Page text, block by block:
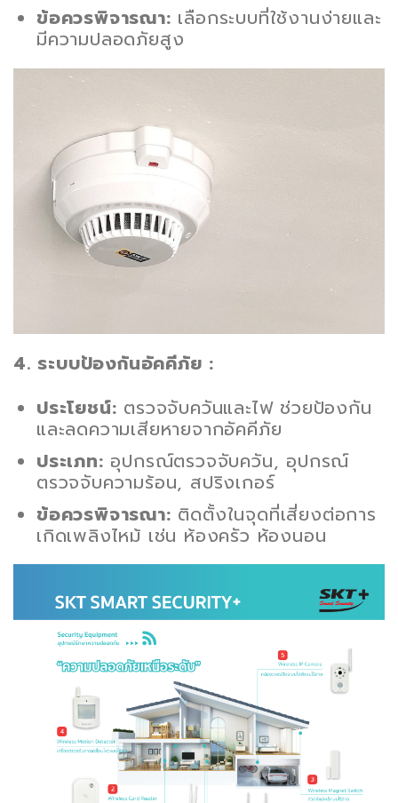
ข้อควรพิจารณา: เลือกระบบที่ใช้งานง่ายและ
มีความปลอดภัยสูง
4. ระบบป้องกันอัคคีภัย :
ประโยชน์: ตรวจจับควันและไฟ ช่วยป้องกัน
และลดความเสียหายจากอัคคีภัย
ประเภท: อุปกรณ์ตรวจจับควัน, อุปกรณ์
ตรวจจับความร้อน, สปริงเกอร์
ข้อควรพิจารณา: ติดตั้งในจุดที่เสี่ยงต่อการ
เกิดเพลิงไหม้ เช่น ห้องครัว ห้องนอน